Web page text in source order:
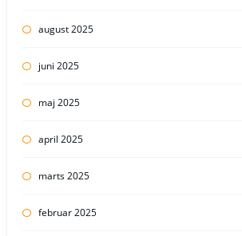
august 2025
juni 2025
maj 2025
april 2025
marts 2025
februar 2025